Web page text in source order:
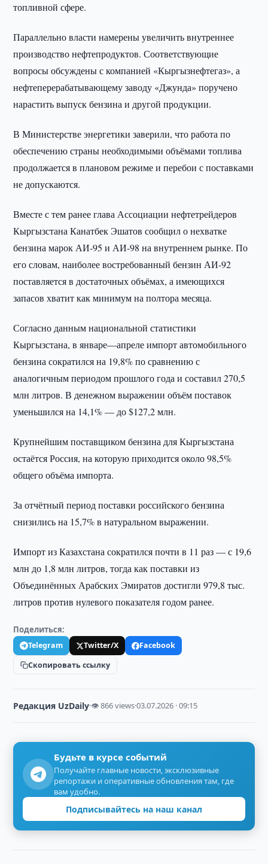
топливной сфере.
Параллельно власти намерены увеличить внутреннее
производство нефтепродуктов. Соответствующие
вопросы обсуждены с компанией «Кыргызнефтегаз», а
нефтеперерабатывающему заводу «Джунда» поручено
нарастить выпуск бензина и другой продукции.
В Министерстве энергетики заверили, что работа по
обеспечению страны необходимыми объёмами топлива
продолжается в плановом режиме и перебои с поставками
не допускаются.
Вместе с тем ранее глава Ассоциации нефтетрейдеров
Кыргызстана Канатбек Эшатов сообщил о нехватке
бензина марок АИ-95 и АИ-98 на внутреннем рынке. По
его словам, наиболее востребованный бензин АИ-92
поставляется в достаточных объёмах, а имеющихся
запасов хватит как минимум на полтора месяца.
Согласно данным национальной статистики
Кыргызстана, в январе—апреле импорт автомобильного
бензина сократился на 19,8% по сравнению с
аналогичным периодом прошлого года и составил 270,5
млн литров. В денежном выражении объём поставок
уменьшился на 14,1% — до $127,2 млн.
Крупнейшим поставщиком бензина для Кыргызстана
остаётся Россия, на которую приходится около 98,5%
общего объёма импорта.
За отчётный период поставки российского бензина
снизились на 15,7% в натуральном выражении.
Импорт из Казахстана сократился почти в 11 раз — с 19,6
млн до 1,8 млн литров, тогда как поставки из
Объединённых Арабских Эмиратов достигли 979,8 тыс.
литров против нулевого показателя годом ранее.
Поделиться:
Telegram Twitter/X
Facebook
Скопировать ссылку
Редакция UzDaily·👁 866 views·03.07.2026 · 09:15
Будьте в курсе событий
Получайте главные новости, эксклюзивные
репортажи и оперативные обновления там, где
вам удобно.
Подписывайтесь на наш канал